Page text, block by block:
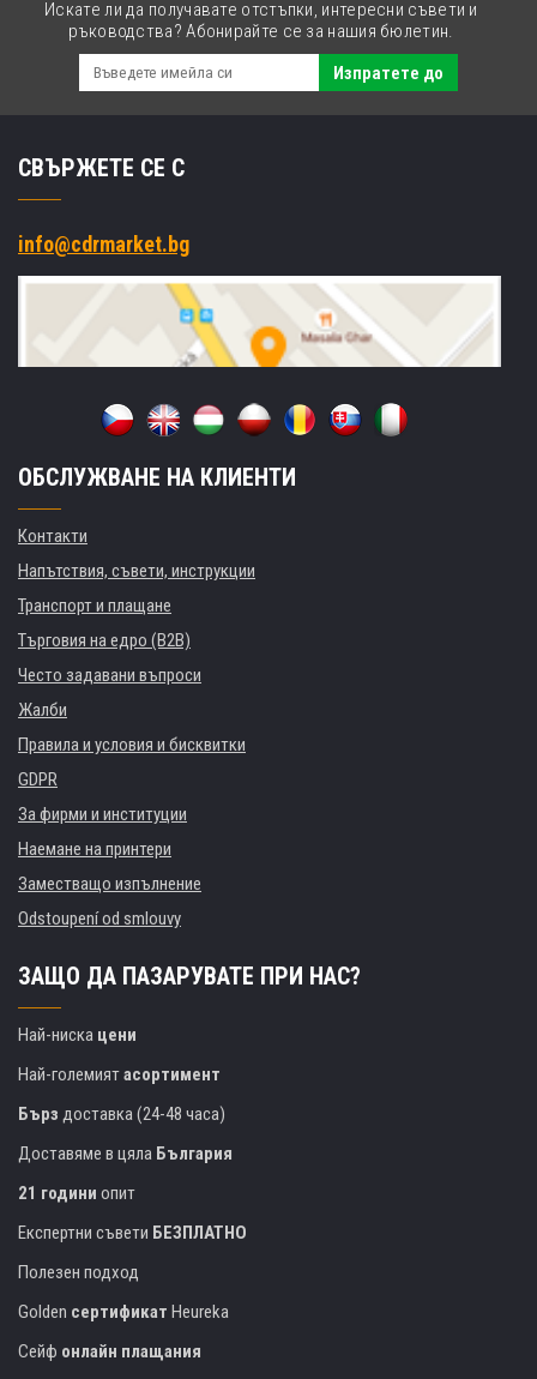
Искате ли да получавате отстъпки, интересни съвети и
ръководства? Абонирайте се за нашия бюлетин.
Изпратете до
СВЪРЖЕТЕ СЕ С
info@cdrmarket.bg
ОБСЛУЖВАНЕ НА КЛИЕНТИ
Контакти
Напътствия, съвети, инструкции
Транспорт и плащане
Търговия на едро (B2B)
Често задавани въпроси
Жалби
Правила и условия и бисквитки
GDPR
За фирми и институции
Наемане на принтери
Заместващо изпълнение
Odstoupení od smlouvy
ЗАЩО ДА ПАЗАРУВАТЕ ПРИ НАС?
Най-ниска цени
Най-големиятасортимент
Бърз доставка (24-48 часа)
Доставяме в цяла България
21 години опит
Експертни съвети БЕЗПЛАТНО
Полезен подход
Golden сертификат Heureka
Сейф онлайн плащания